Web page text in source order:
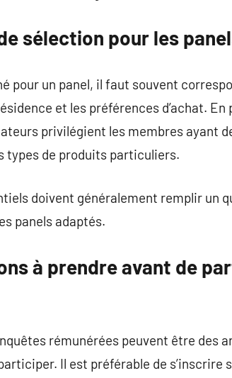
sélection pour les
pour un panel, il faut souvent
et les préférences d’achat.
privilégient les membres ayant
types de produits particuliers.
doivent généralement remplir un
panels adaptés.
à prendre avant de
rémunérées peuvent être des
Il est préférable de s’inscrire